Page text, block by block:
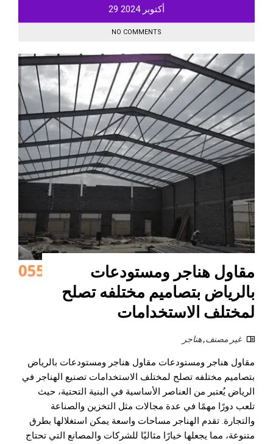
أكتوبر 29 2024
NO COMMENTS
مقاول هناجر ومستودعات
بالرياض بتصاميم مختلفه تصلح
لمختلف الاستخدامات
غير مصنف,هناجر
مقاول هناجر ومستودعات مقاول هناجر ومستودعات بالرياض
بتصاميم مختلفه تصلح لمختلف الاستخدامات تصنيع الهناجر في
الرياض يُعتبر من العناصر الأساسية في البنية التحتية، حيث
تلعب دورًا مهمًا في عدة مجالات مثل التخزين والصناعة
والتجارة. تقدم الهناجر مساحات واسعة يمكن استغلالها بطرق
متنوعة، مما يجعلها خيارًا مثاليًا للشركات والمصانع التي تحتاج